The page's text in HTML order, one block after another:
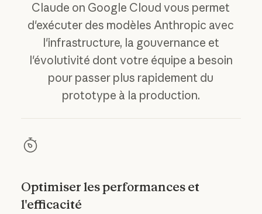
Claude on Google Cloud vous permet
d'exécuter des modèles Anthropic avec
l'infrastructure, la gouvernance et
l'évolutivité dont votre équipe a besoin
pour passer plus rapidement du
prototype à la production.
Optimiser les performances et
l'efficacité